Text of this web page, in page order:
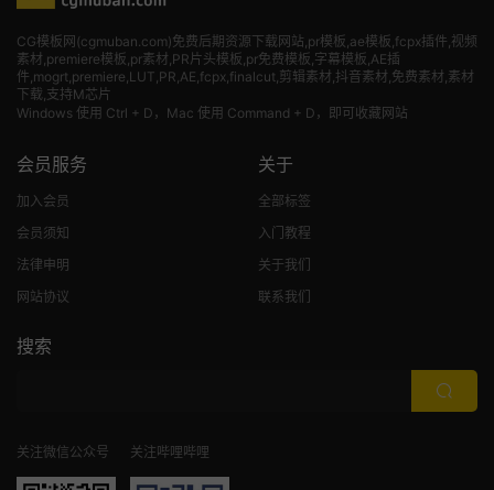
CG模板网(cgmuban.com)免费后期资源下载网站,pr模板,ae模板,fcpx插件,视频
素材 ,premiere模板,pr素材,PR片头模板,pr免费模板,字幕模板,AE插
件,mogrt,premiere,LUT,PR,AE,fcpx,finalcut,剪辑素材,抖音素材,免费素材,素材
下载,支持M芯片
Windows 使用 Ctrl + D，Mac 使用 Command + D，即可收藏网站
会员服务
加入会员
会员须知
法律申明
网站协议
关于
全部标签
入门教程
关于我们
联系我们
搜索
关注微信公众号 关注哔哩哔哩